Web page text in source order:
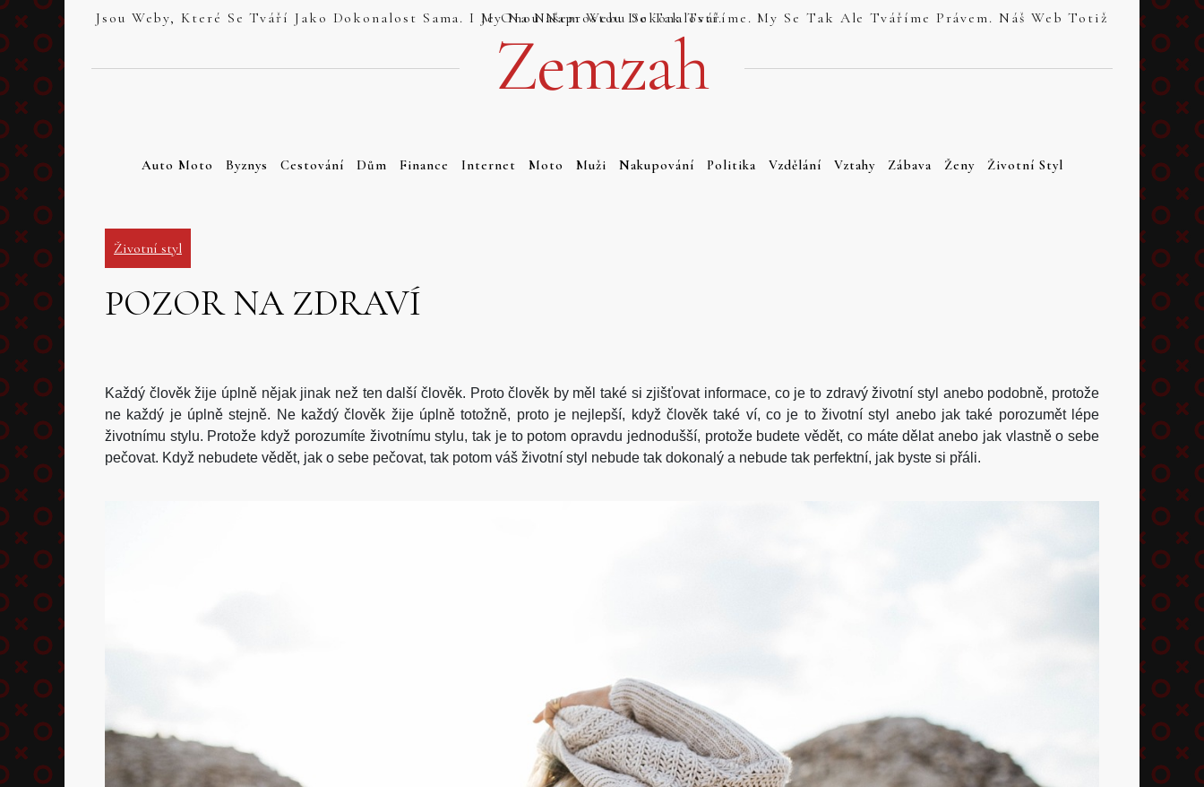
Jsou Weby, Které Se Tváří Jako Dokonalost Sama. I My Na Našem Webu Se Tak Tváříme. My Se Tak Ale Tváříme Právem. Náš Web Totiž Je Onou Naprostou Dokonalostí.
Zemzah
Auto Moto Byznys Cestování Dům Finance Internet Moto Muži Nakupování Politika Vzdělání Vztahy Zábava Ženy Životní Styl
Životní styl
POZOR NA ZDRAVÍ
Každý člověk žije úplně nějak jinak než ten další člověk. Proto člověk by měl také si zjišťovat informace, co je to zdravý životní styl anebo podobně, protože
ne každý je úplně stejně. Ne každý člověk žije úplně totožně, proto je nejlepší, když člověk také ví, co je to životní styl anebo jak také porozumět lépe
životnímu stylu. Protože když porozumíte životnímu stylu, tak je to potom opravdu jednodušší, protože budete vědět, co máte dělat anebo jak vlastně o sebe
pečovat. Když nebudete vědět, jak o sebe pečovat, tak potom váš životní styl nebude tak dokonalý a nebude tak perfektní, jak byste si přáli.